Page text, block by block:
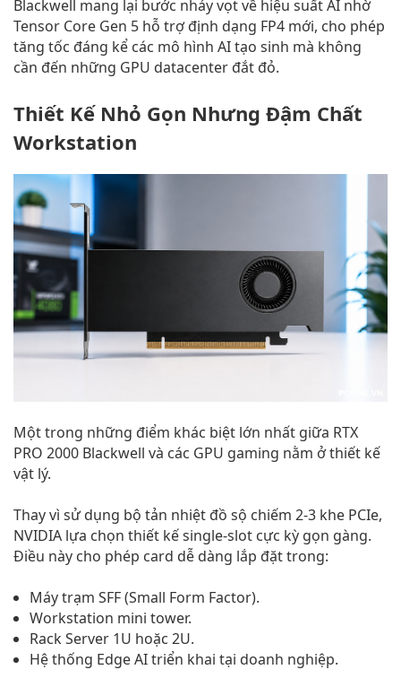
Blackwell mang lại bước nhảy vọt về hiệu suất AI nhờ
Tensor Core Gen 5 hỗ trợ định dạng FP4 mới, cho phép
tăng tốc đáng kể các mô hình AI tạo sinh mà không
cần đến những GPU datacenter đắt đỏ.
Thiết Kế Nhỏ Gọn Nhưng Đậm Chất
Workstation
Một trong những điểm khác biệt lớn nhất giữa RTX
PRO 2000 Blackwell và các GPU gaming nằm ở thiết kế
vật lý.
Thay vì sử dụng bộ tản nhiệt đồ sộ chiếm 2-3 khe PCIe,
NVIDIA lựa chọn thiết kế single-slot cực kỳ gọn gàng.
Điều này cho phép card dễ dàng lắp đặt trong:
Máy trạm SFF (Small Form Factor).
Workstation mini tower.
Rack Server 1U hoặc 2U.
Hệ thống Edge AI triển khai tại doanh nghiệp.